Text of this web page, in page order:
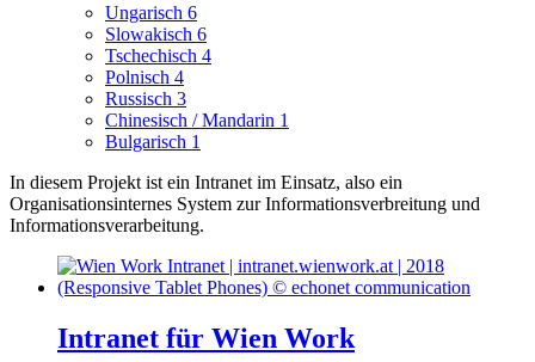
Ungarisch 6
Slowakisch 6
Tschechisch 4
Polnisch 4
Russisch 3
Chinesisch / Mandarin 1
Bulgarisch 1
In diesem Projekt ist ein Intranet im Einsatz, also ein
Organisationsinternes System zur Informationsverbreitung und
Informationsverarbeitung.
Intranet für Wien Work